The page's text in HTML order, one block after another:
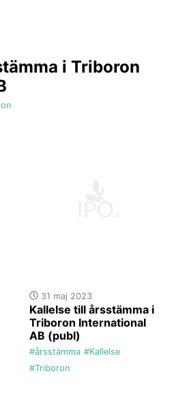
i Triboron
31 maj 2023
Kallelse till årsstämma i
Triboron International
AB (publ)
#årsstämma #Kallelse
#Triboron